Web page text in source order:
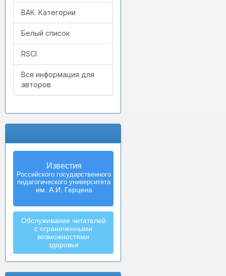
ВАК. Категории
Белый список
RSCI
Вся информация для
авторов
Известия
Российского государственного
педагогического университета
им. А.И. Герцена
Обслуживание читателей
с ограниченными
возможностями
здоровья